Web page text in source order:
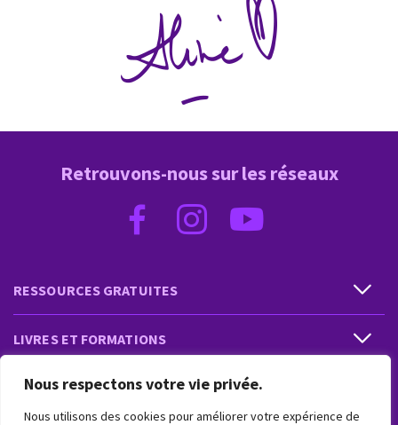
Nous respectons votre vie privée.
Nous utilisons des cookies pour améliorer votre expérience de
RESSOURCES GRATUITES
LIVRES ET FORMATIONS
PRESTATIONS ET PRODUITS
Retrouvons-nous sur les réseaux